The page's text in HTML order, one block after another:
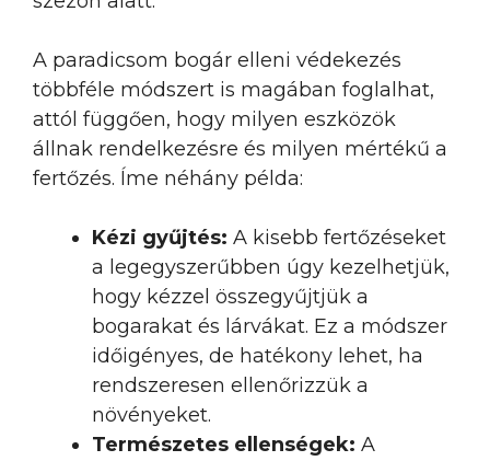
A paradicsom bogár elleni védekezés
többféle módszert is magában foglalhat,
attól függően, hogy milyen eszközök
állnak rendelkezésre és milyen mértékű a
fertőzés. Íme néhány példa:
Kézi gyűjtés: A kisebb fertőzéseket
a legegyszerűbben úgy kezelhetjük,
hogy kézzel összegyűjtjük a
bogarakat és lárvákat. Ez a módszer
időigényes, de hatékony lehet, ha
rendszeresen ellenőrizzük a
növényeket.
Természetes ellenségek: A